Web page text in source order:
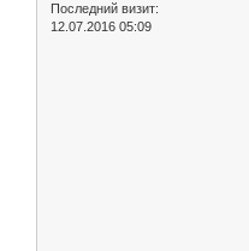
Последний визит:
12.07.2016 05:09